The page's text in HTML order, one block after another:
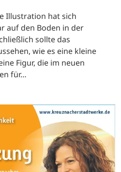
Illustration hat sich
auf den Boden in der
sollte das
wie es eine kleine
Figur, die im neuen
für…